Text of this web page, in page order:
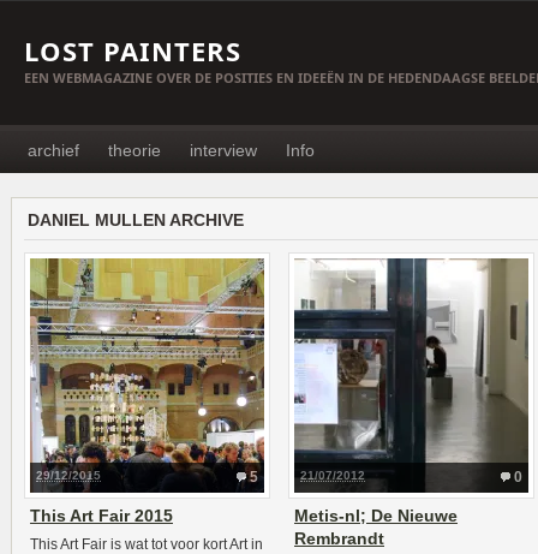
LOST PAINTERS
EEN WEBMAGAZINE OVER DE POSITIES EN IDEEËN IN DE HEDENDAAGSE
archief theorie interview Info
DANIEL MULLEN ARCHIVE
5
29/12/2015
This Art Fair 2015
This Art Fair is wat tot voor kort Art in
0
21/07/2012
Metis-nl; De Nieuwe
Rembrandt